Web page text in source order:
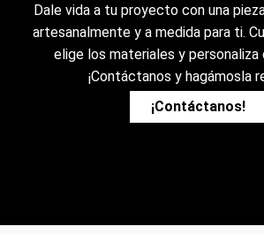
Dale vida a tu proyecto con una
artesanalmente y a medida para ti.
elige los materiales y personaliza
¡Contáctanos y hagámosla
¡Contáctanos!